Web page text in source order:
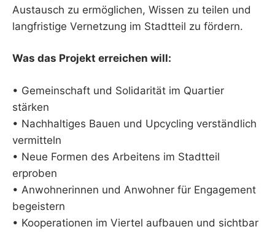
Austausch zu ermöglichen, Wissen zu teilen und
langfristige Vernetzung im Stadtteil zu fördern.
Was das Projekt erreichen will:
• Gemeinschaft und Solidarität im Quartier
stärken
• Nachhaltiges Bauen und Upcycling verständlich
vermitteln
• Neue Formen des Arbeitens im Stadtteil
erproben
• Anwohnerinnen und Anwohner für Engagement
begeistern
• Kooperationen im Viertel aufbauen und sichtbar